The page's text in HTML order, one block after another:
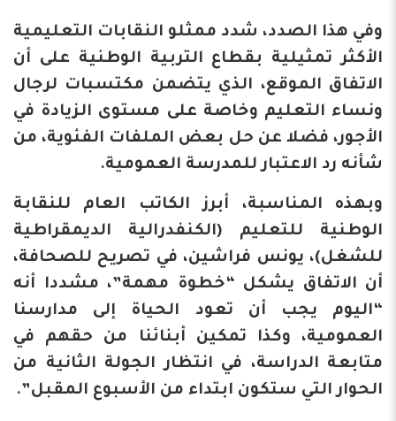
وفي هذا الصدد، شدد ممثلو النقابات التعليمية
الأكثر تمثيلية بقطاع التربية الوطنية على أن
الاتفاق الموقع، الذي يتضمن مكتسبات لرجال
ونساء التعليم وخاصة على مستوى الزيادة في
الأجور، فضلا عن حل بعض الملفات الفئوية، من
شأنه رد الاعتبار للمدرسة العمومية.
وبهذه المناسبة، أبرز الكاتب العام للنقابة
الوطنية للتعليم (الكنفدرالية الديمقراطية
للشغل)، يونس فراشين، في تصريح للصحافة،
أن الاتفاق يشكل “خطوة مهمة”، مشددا أنه
“اليوم يجب أن تعود الحياة إلى مدارسنا
العمومية، وكذا تمكين أبنائنا من حقهم في
متابعة الدراسة، في انتظار الجولة الثانية من
الحوار التي ستكون ابتداء من الأسبوع المقبل”.